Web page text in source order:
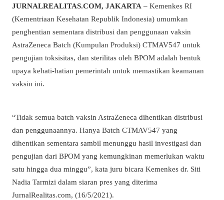
JURNALREALITAS.COM, JAKARTA – Kemenkes RI
(Kementriaan Kesehatan Republik Indonesia) umumkan
penghentian sementara distribusi dan penggunaan vaksin
AstraZeneca Batch (Kumpulan Produksi) CTMAV547 untuk
pengujian toksisitas, dan sterilitas oleh BPOM adalah bentuk
upaya kehati-hatian pemerintah untuk memastikan keamanan
vaksin ini.
“Tidak semua batch vaksin AstraZeneca dihentikan distribusi
dan penggunaannya. Hanya Batch CTMAV547 yang
dihentikan sementara sambil menunggu hasil investigasi dan
pengujian dari BPOM yang kemungkinan memerlukan waktu
satu hingga dua minggu”, kata juru bicara Kemenkes dr. Siti
Nadia Tarmizi dalam siaran pres yang diterima
JurnalRealitas.com, (16/5/2021).